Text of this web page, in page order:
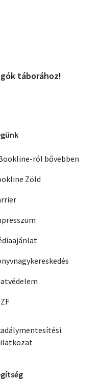
táborához!
ról bővebben
Zöld